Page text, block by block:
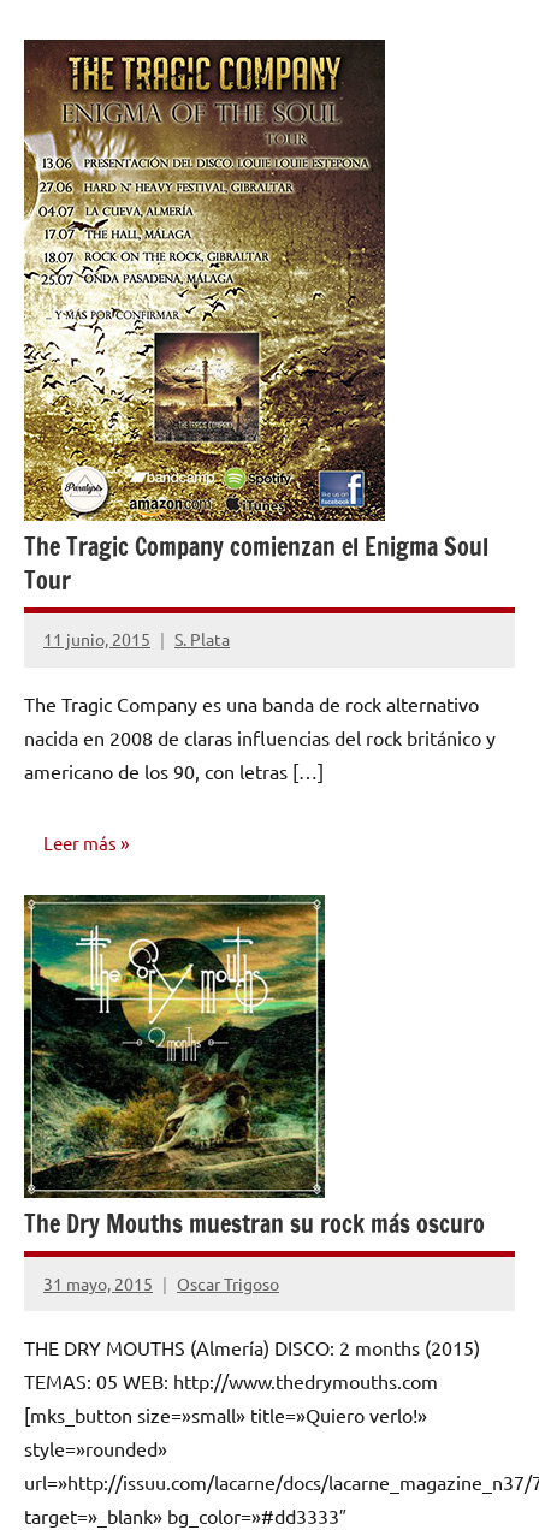
OPINIÓN
The Tragic Company comienzan el Enigma Soul
Tour
11 junio, 2015 S. Plata
No
comentarios
The Tragic Company es una banda de rock alternativo
nacida en 2008 de claras influencias del rock británico y
americano de los 90, con letras […]
Leer más
NOTICIAS
The Dry Mouths muestran su rock más oscuro
31 mayo, 2015 Oscar Trigoso
No
comentarios
THE DRY MOUTHS (Almería) DISCO: 2 months (2015)
TEMAS: 05 WEB: http://www.thedrymouths.com
[mks_button size=»small» title=»Quiero verlo!»
style=»rounded»
url=»http://issuu.com/lacarne/docs/lacarne_magazine_n37/
target=»_blank» bg_color=»#dd3333″